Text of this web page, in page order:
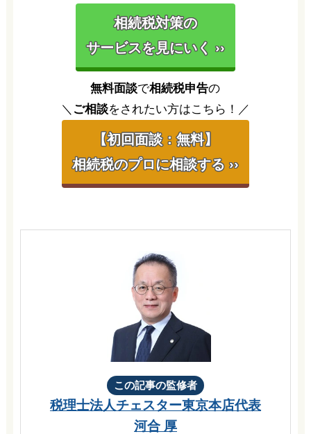
相続税対策の
サービスを見にいく ››
無料面談で相続税申告の
＼ ご相談をされたい方はこちら！／
【初回面談：無料】
相続税のプロに相談する ››
この記事の監修者
税理士法人チェスター東京本店代表
河合 厚